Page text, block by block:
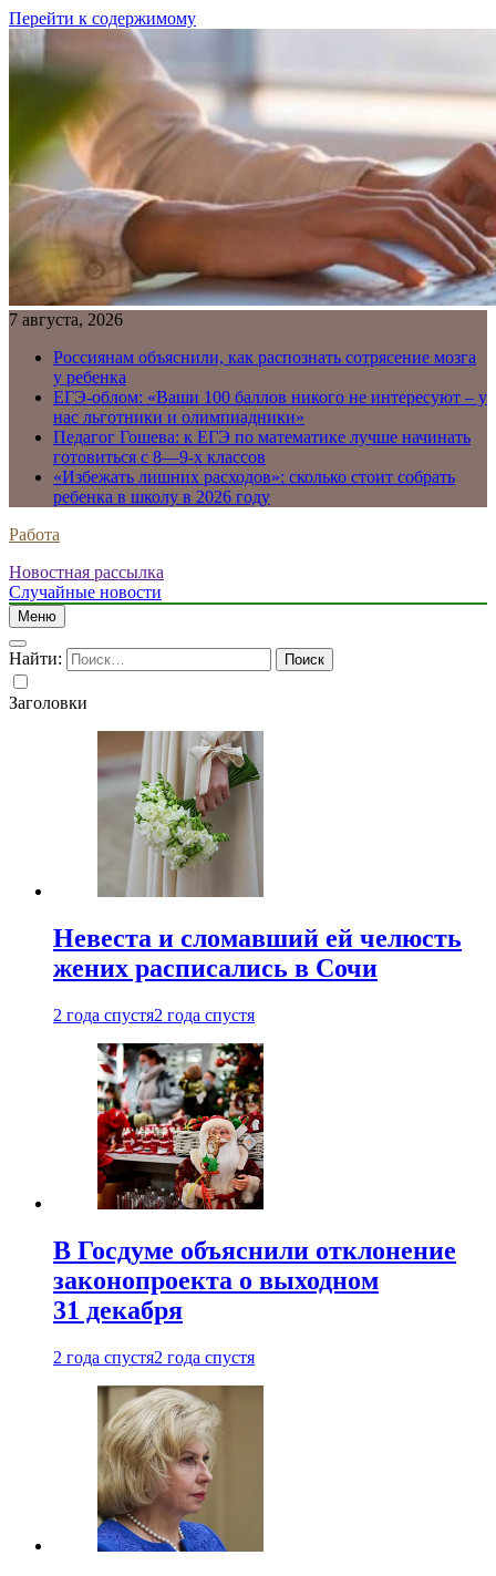
Перейти к содержимому
7 августа, 2026
Россиянам объяснили, как распознать сотрясение мозга
у ребенка
ЕГЭ-облом: «Ваши 100 баллов никого не интересуют – у
нас льготники и олимпиадники»
Педагог Гошева: к ЕГЭ по математике лучше начинать
готовиться с 8—9-х классов
«Избежать лишних расходов»: сколько стоит собрать
ребенка в школу в 2026 году
Работа
Новостная рассылка
Случайные новости
Меню
Найти:
Заголовки
Невеста и сломавший ей челюсть
жених расписались в Сочи
2 года спустя2 года спустя
В Госдуме объяснили отклонение
законопроекта о выходном
31 декабря
2 года спустя2 года спустя